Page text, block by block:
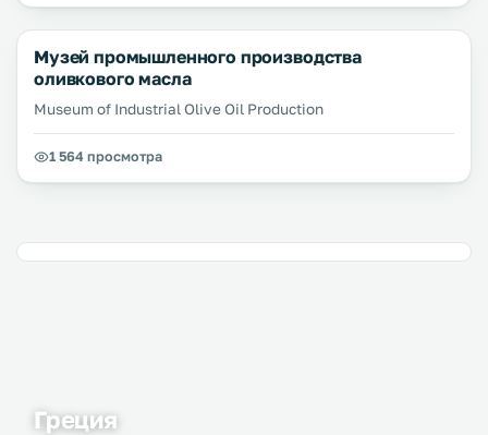
Музей промышленного производства
оливкового масла
Museum of Industrial Olive Oil Production
1 564 просмотра
Греция